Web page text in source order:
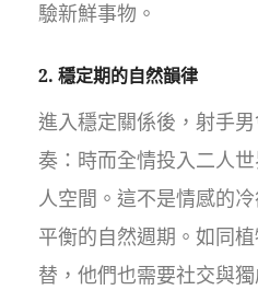
驗新鮮事物。
2. 穩定期的自然韻律
進入穩定關係後，射手
奏：時而全情投入二人
人空間。這不是情感的
平衡的自然週期。如同
替，他們也需要社交與獨